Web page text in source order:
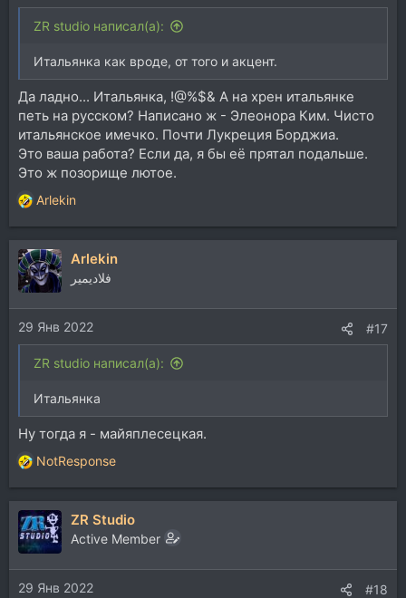
ZR studio написал(а):
Итальянка как вроде, от того и акцент.
Да ладно... Итальянка, !@%$& А на хрен итальянке
петь на русском? Написано ж - Элеонора Ким. Чисто
итальянское имечко. Почти Лукреция Борджиа.
Это ваша работа? Если да, я бы её прятал подальше.
Это ж позорище лютое.
Р
е
а
к
ц
и
и
:
Arlekin
Arlekin
فلاديمير
29 Янв 2022 #17
ZR studio написал(а):
Итальянка
Ну тогда я - майяплесецкая.
Р
е
а
к
ц
и
и
:
NotResponse
ZR Studio
Active Member
29 Янв 2022 #18